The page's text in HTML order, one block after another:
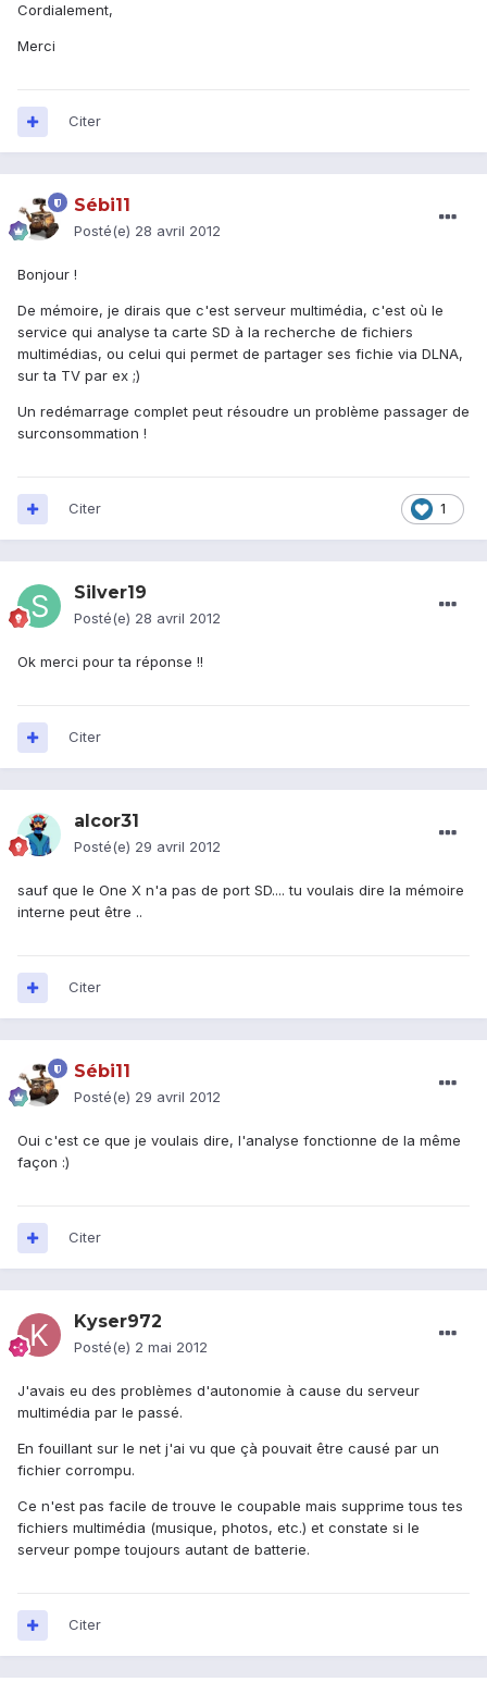
Cordialement,
Merci
Citer
Sébi11
Posté(e) 28 avril 2012
Bonjour !
De mémoire, je dirais que c'est serveur multimédia, c'est où le
service qui analyse ta carte SD à la recherche de fichiers
multimédias, ou celui qui permet de partager ses fichie via DLNA,
sur ta TV par ex ;)
Un redémarrage complet peut résoudre un problème passager de
surconsommation !
1
Citer
Silver19
Posté(e) 28 avril 2012
Ok merci pour ta réponse !!
Citer
alcor31
Posté(e) 29 avril 2012
sauf que le One X n'a pas de port SD.... tu voulais dire la mémoire
interne peut être ..
Citer
Sébi11
Posté(e) 29 avril 2012
Oui c'est ce que je voulais dire, l'analyse fonctionne de la même
façon :)
Citer
Kyser972
Posté(e) 2 mai 2012
J'avais eu des problèmes d'autonomie à cause du serveur
multimédia par le passé.
En fouillant sur le net j'ai vu que çà pouvait être causé par un
fichier corrompu.
Ce n'est pas facile de trouve le coupable mais supprime tous tes
fichiers multimédia (musique, photos, etc.) et constate si le
serveur pompe toujours autant de batterie.
Citer